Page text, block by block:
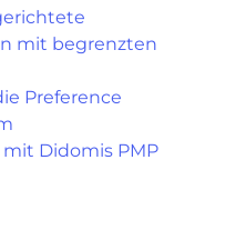
mit begrenzten
Preference
Didomis PMP